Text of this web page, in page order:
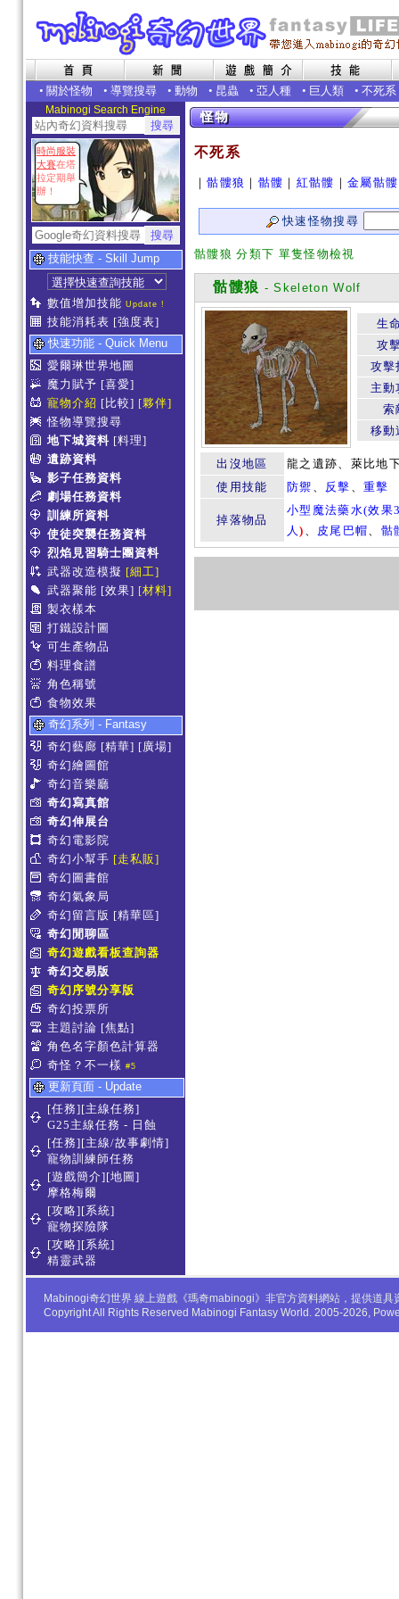
• 關於怪物 • 導覽搜尋 • 動物 • 昆蟲 • 亞人種 • 巨人類 • 不死系
Mabinogi Search Engine
時尚服裝
大賽在塔
拉定期舉
辦！
技能快查 - Skill Jump
數值增加技能 Update !
技能消耗表 [強度表]
快速功能 - Quick Menu
愛爾琳世界地圖
魔力賦予 [喜愛]
寵物介紹 [比較] [夥伴]
怪物導覽搜尋
地下城資料 [料理]
遺跡資料
影子任務資料
劇場任務資料
訓練所資料
使徒突襲任務資料
烈焰見習騎士團資料
武器改造模擬 [細工]
武器聚能 [效果] [材料]
製衣樣本
打鐵設計圖
可生產物品
料理食譜
角色稱號
食物效果
奇幻系列 - Fantasy
奇幻藝廊 [精華] [廣場]
奇幻繪圖館
奇幻音樂廳
奇幻寫真館
奇幻伸展台
奇幻電影院
奇幻小幫手 [走私販]
奇幻圖書館
奇幻氣象局
奇幻留言版 [精華區]
奇幻閒聊區
奇幻遊戲看板查詢器
奇幻交易版
奇幻序號分享版
奇幻投票所
主題討論 [焦點]
角色名字顏色計算器
奇怪？不一樣 #5
更新頁面 - Update
[任務][主線任務]
G25主線任務 - 日蝕
[任務][主線/故事劇情]
寵物訓練師任務
[遊戲簡介][地圖]
摩格梅爾
[攻略][系統]
寵物探險隊
[攻略][系統]
精靈武器
不死系
｜骷髏狼 ｜ 骷髏 ｜ 紅骷髏 ｜金屬骷髏
快速怪物搜尋
骷髏狼 分類下 單隻怪物檢視
骷髏狼 - Skeleton Wolf
生
攻
攻擊
主動
索
移動
出沒地區
龍之遺跡、萊比地
使用技能
防禦 、 反擊 、重擊
掉落物品
小型魔法藥水(效果
人) 、 皮尾巴帽、 骷
Mabinogi奇幻世界 線上遊戲《瑪奇mabinogi》非官方資料網站，提供道
Copyright All Rights Reserved Mabinogi Fantasy World. 2005-2026,